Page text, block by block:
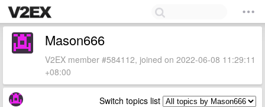
Mason666
V2EX member #584112, joined on 2022-06-08 11:29:11
+08:00
Switch topics list